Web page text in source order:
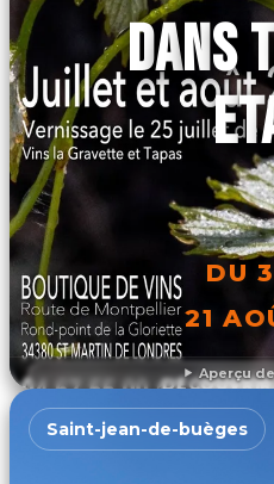
Aperçu
DANS
DU
21
Saint-jean-de-buèges